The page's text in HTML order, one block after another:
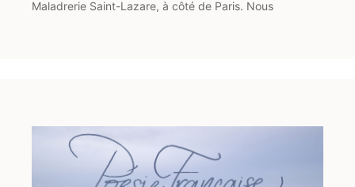
Maladrerie Saint-Lazare, à côté de Paris. Nous
Au rythme de nos arrangements, notre choix s’est
porté sur une sélection de 12 études : les n°1, 2, 3, 4,
6, 7, 8, 9, 16, 17, 18, et 20. Le souci principal dans la
réalisation des arrangements a été de les faire sonner
comme si chacune des études avait été écrite pour